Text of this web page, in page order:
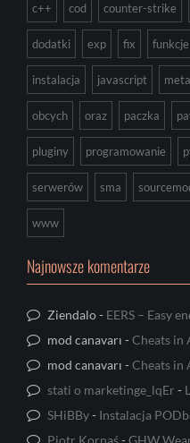
c++ cod counter-strike
dodatki exp fix funkcje
instalacja javascript
obcych oraz paczka
pluginy programowanie
serwerów sma
www
Najnowsze komentarze
Ziendalo- EERS – Easy
mod canavarı -Cheats in
mod canavarı -Cheats in
stati o marketinge_lqEr -
SHiBBy- Instalacja
Piotr Kornaś-GHW